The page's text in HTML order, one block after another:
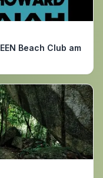
Beach Club am